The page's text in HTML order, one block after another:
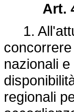
Art.
1.
nazionali
regionali